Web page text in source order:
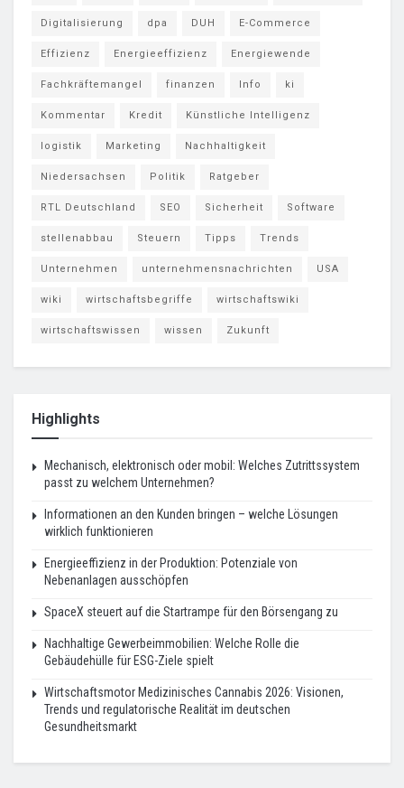
Digitalisierung dpa DUH E-Commerce
Effizienz Energieeffizienz Energiewende
Fachkräftemangel finanzen Info ki
Kommentar Kredit Künstliche Intelligenz
logistik Marketing Nachhaltigkeit
Niedersachsen Politik Ratgeber
RTL Deutschland SEO Sicherheit Software
stellenabbau Steuern Tipps Trends
Unternehmen unternehmensnachrichten USA
wiki wirtschaftsbegriffe wirtschaftswiki
wirtschaftswissen wissen Zukunft
Highlights
Mechanisch, elektronisch oder mobil: Welches Zutrittssystem
passt zu welchem Unternehmen?
Informationen an den Kunden bringen – welche Lösungen
wirklich funktionieren
Energieeffizienz in der Produktion: Potenziale von
Nebenanlagen ausschöpfen
SpaceX steuert auf die Startrampe für den Börsengang zu
Nachhaltige Gewerbeimmobilien: Welche Rolle die
Gebäudehülle für ESG-Ziele spielt
Wirtschaftsmotor Medizinisches Cannabis 2026: Visionen,
Trends und regulatorische Realität im deutschen
Gesundheitsmarkt